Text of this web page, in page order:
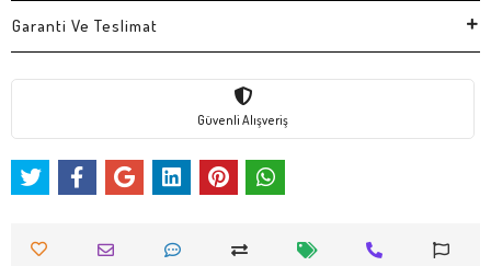
Garanti Ve Teslimat
Güvenli Alışveriş